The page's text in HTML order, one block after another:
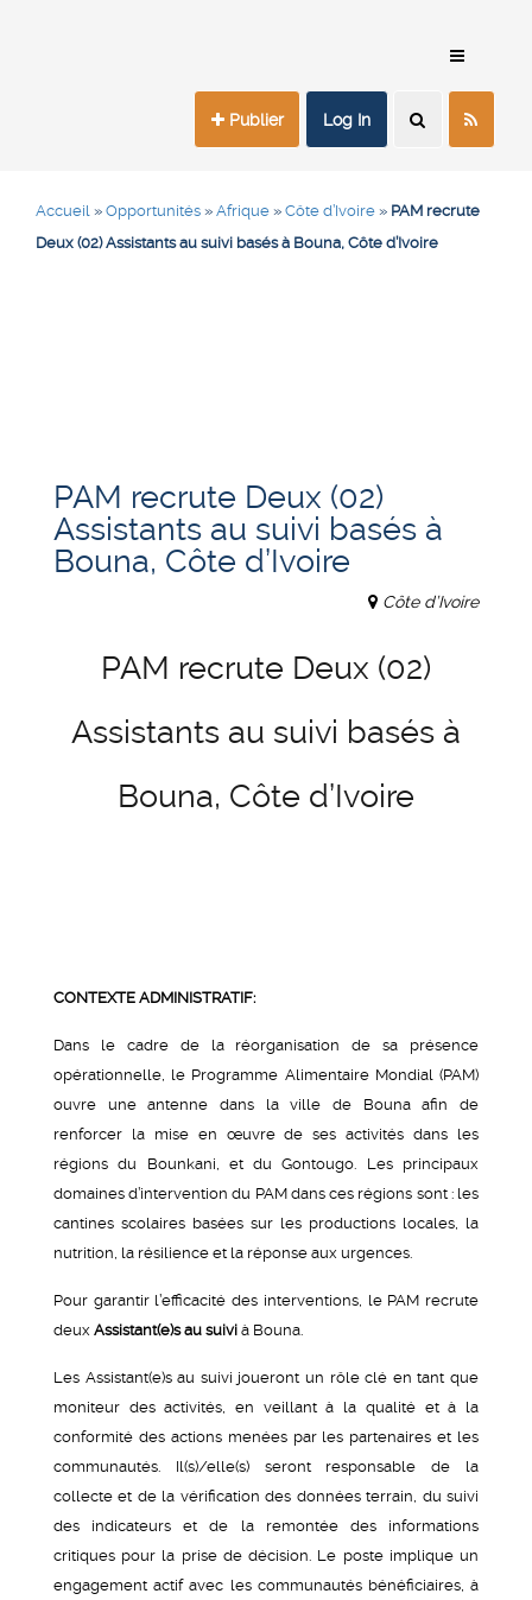
Publier Log In
Accueil » Opportunités » Afrique » Côte d’Ivoire » PAM recrute
Deux (02) Assistants au suivi basés à Bouna, Côte d’Ivoire
PAM recrute Deux (02)
Assistants au suivi basés à
Bouna, Côte d’Ivoire
Côte d’Ivoire
PAM recrute Deux (02)
Assistants au suivi basés à
Bouna, Côte d’Ivoire
CONTEXTE ADMINISTRATIF:
Dans le cadre de la réorganisation de sa présence
opérationnelle, le Programme Alimentaire Mondial (PAM)
ouvre une antenne dans la ville de Bouna afin de
renforcer la mise en œuvre de ses activités dans les
régions du Bounkani, et du Gontougo. Les principaux
domaines d’intervention du PAM dans ces régions sont : les
cantines scolaires basées sur les productions locales, la
nutrition, la résilience et la réponse aux urgences.
Pour garantir l’efficacité des interventions, le PAM recrute
deux Assistant(e)s au suivi à Bouna.
Les Assistant(e)s au suivi joueront un rôle clé en tant que
moniteur des activités, en veillant à la qualité et à la
conformité des actions menées par les partenaires et les
communautés. Il(s)/elle(s) seront responsable de la
collecte et de la vérification des données terrain, du suivi
des indicateurs et de la remontée des informations
critiques pour la prise de décision. Le poste implique un
engagement actif avec les communautés bénéficiaires, à